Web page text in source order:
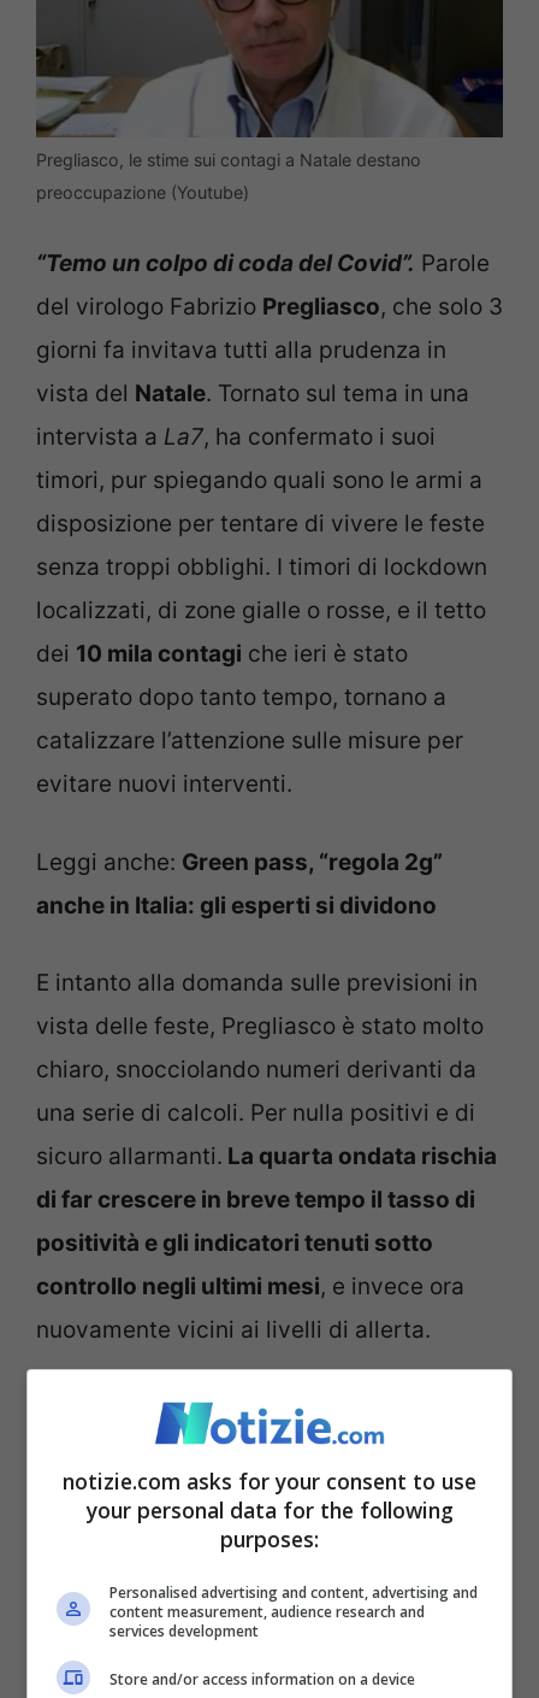
Pregliasco, le stime sui contagi a Natale destano
preoccupazione (Youtube)
“Temo un colpo di coda del Covid”. Parole
del virologo Fabrizio Pregliasco, che solo 3
giorni fa invitava tutti alla prudenza in
vista del Natale. Tornato sul tema in una
intervista a La7, ha confermato i suoi
timori, pur spiegando quali sono le armi a
disposizione per tentare di vivere le feste
senza troppi obblighi. I timori di lockdown
localizzati, di zone gialle o rosse, e il tetto
dei 10 mila contagi che ieri è stato
superato dopo tanto tempo, tornano a
catalizzare l’attenzione sulle misure per
evitare nuovi interventi.
Leggi anche: Green pass, “regola 2g”
anche in Italia: gli esperti si dividono
E intanto alla domanda sulle previsioni in
vista delle feste, Pregliasco è stato molto
chiaro, snocciolando numeri derivanti da
una serie di calcoli. Per nulla positivi e di
sicuro allarmanti. La quarta ondata rischia
di far crescere in breve tempo il tasso di
positività e gli indicatori tenuti sotto
controllo negli ultimi mesi, e invece ora
nuovamente vicini ai livelli di allerta.
Pregliasco chiaro: “Covid e
Natale, prudenza, ecco
quanti contagi rischiamo.
Abbiamo però buoni
mezzi”
notizie.com asks for your consent to use
your personal data for the following
purposes:
Personalised advertising and content, advertising and
content measurement, audience research and
services development
Store and/or access information on a device